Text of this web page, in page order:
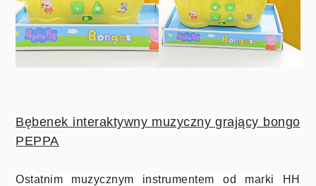
Bębenek interaktywny muzyczny grający bongo
PEPPA
Ostatnim muzycznym instrumentem od marki HH